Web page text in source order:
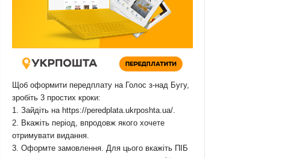
Щоб оформити передплату на Голос з-над Бугу,
зробіть 3 простих кроки:
1. Зайдіть на https://peredplata.ukrposhta.ua/.
2. Вкажіть період, впродовж якого хочете
отримувати видання.
3. Оформте замовлення. Для цього вкажіть ПІБ